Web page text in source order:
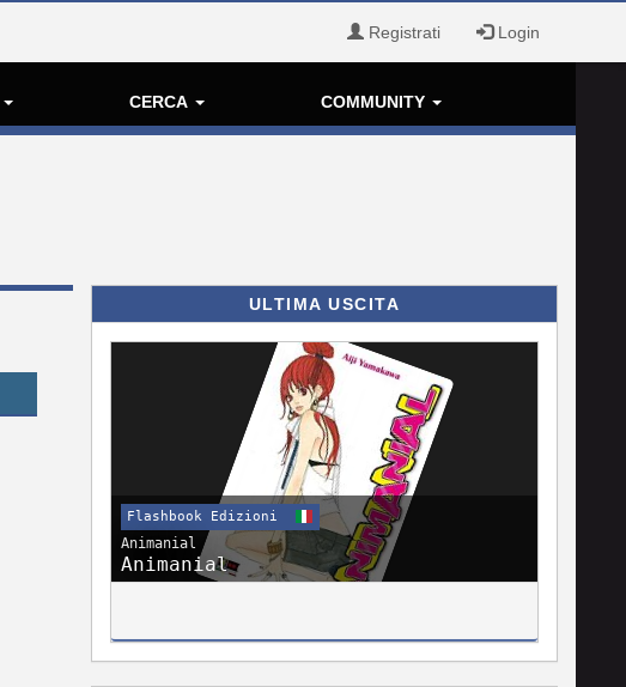
Registrati Login
CERCA COMMUNITY
ULTIMA USCITA
Flashbook Edizioni
Animanial
Animanial